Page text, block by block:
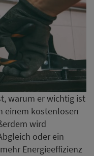
warum er wichtig ist
einem kostenlosen
wird
oder ein
Energieeffizienz